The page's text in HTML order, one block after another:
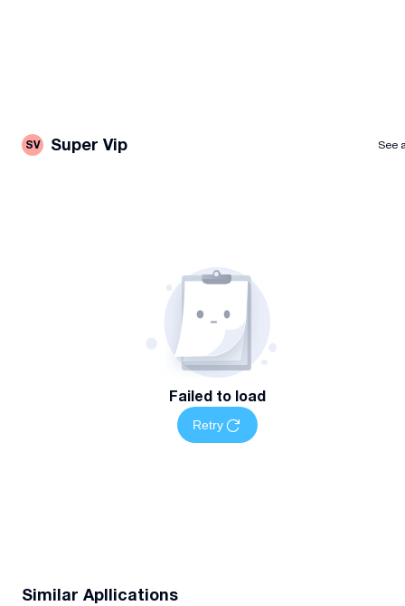
SV Super Vip See
Failed to load
Retry
Similar Apllications